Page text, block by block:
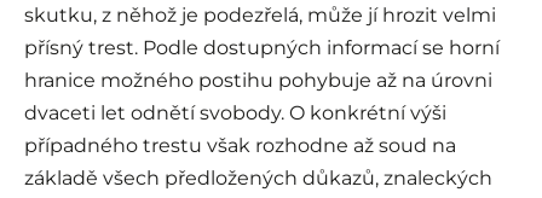
skutku, z něhož je podezřelá, může jí hrozit velmi
přísný trest. Podle dostupných informací se horní
hranice možného postihu pohybuje až na úrovni
dvaceti let odnětí svobody. O konkrétní výši
případného trestu však rozhodne až soud na
základě všech předložených důkazů, znaleckých